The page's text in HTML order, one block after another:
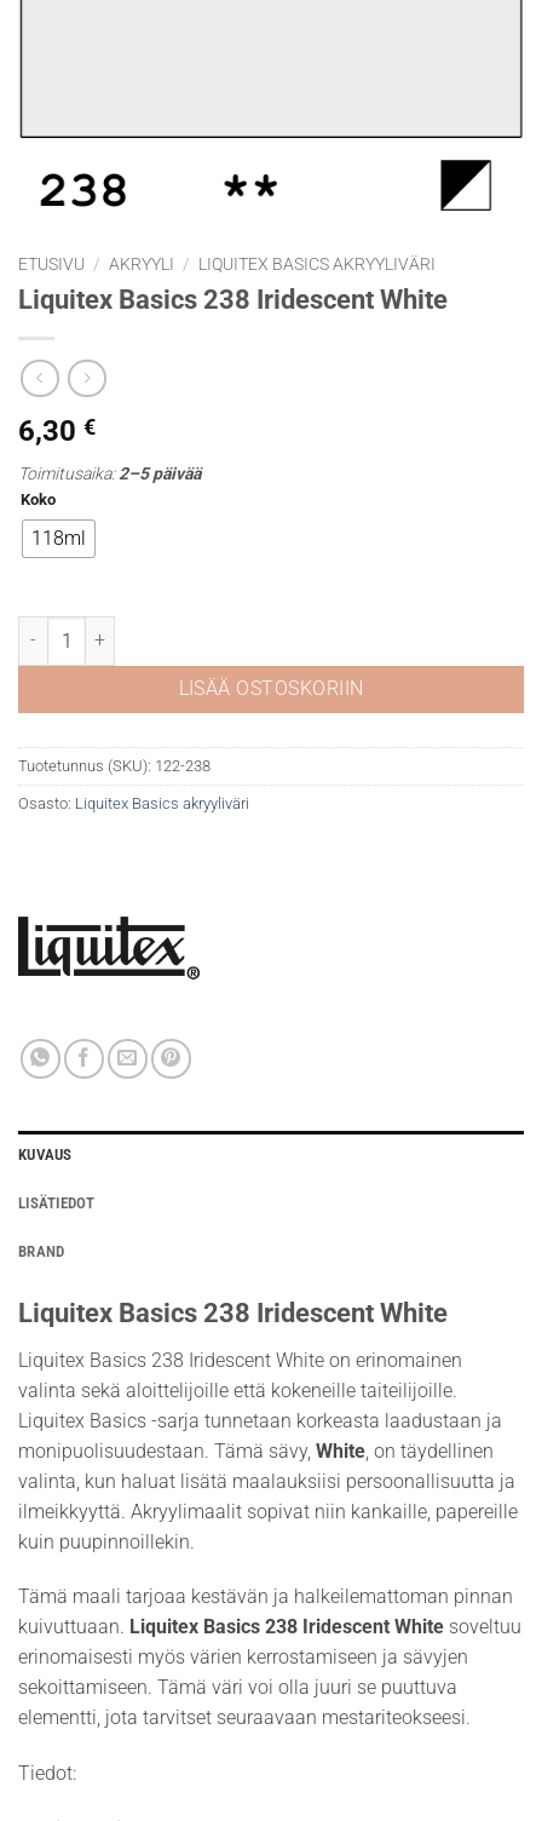
ETUSIVU / AKRYYLI / LIQUITEX BASICS AKRYYLIVÄRI
Liquitex Basics 238 Iridescent White
6,30 €
Toimitusaika:2–5 päivää
Koko
118ml
Liquitex Basics 238 Iridescent White määrä
LISÄÄ OSTOSKORIIN
Tuotetunnus (SKU): 122-238
Osasto: Liquitex Basics akryyliväri
KUVAUS
LISÄTIEDOT
BRAND
Liquitex Basics 238 Iridescent White
Liquitex Basics 238 Iridescent White on erinomainen
valinta sekä aloittelijoille että kokeneille taiteilijoille.
Liquitex Basics -sarja tunnetaan korkeasta laadustaan ja
monipuolisuudestaan. Tämä sävy, White , on täydellinen
valinta, kun haluat lisätä maalauksiisi persoonallisuutta ja
ilmeikkyyttä. Akryylimaalit sopivat niin kankaille, papereille
kuin puupinnoillekin.
Tämä maali tarjoaa kestävän ja halkeilemattoman pinnan
kuivuttuaan. Liquitex Basics 238 Iridescent White soveltuu
erinomaisesti myös värien kerrostamiseen ja sävyjen
sekoittamiseen. Tämä väri voi olla juuri se puuttuva
elementti, jota tarvitset seuraavaan mestariteokseesi.
Tiedot: